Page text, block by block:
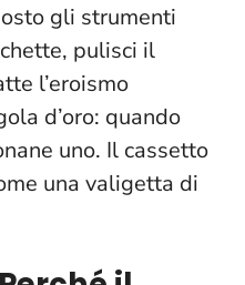
gli strumenti
pulisci il
l’eroismo
d’oro: quando
uno. Il cassetto
una valigetta di